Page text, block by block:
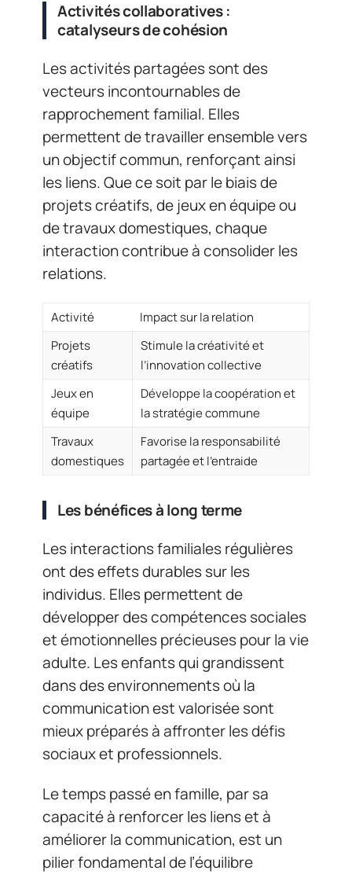
Activités collaboratives :
catalyseurs de cohésion
Les activités partagées sont des
vecteurs incontournables de
rapprochement familial. Elles
permettent de travailler ensemble vers
un objectif commun, renforçant ainsi
les liens. Que ce soit par le biais de
projets créatifs, de jeux en équipe ou
de travaux domestiques, chaque
interaction contribue à consolider les
relations.
Activité
Impact sur la relation
Projets
créatifs
Stimule la créativité et
l’innovation collective
Jeux en
équipe
Développe la coopération et
la stratégie commune
Travaux
domestiques
Favorise la responsabilité
partagée et l’entraide
Les bénéfices à long terme
Les interactions familiales régulières
ont des effets durables sur les
individus. Elles permettent de
développer des compétences sociales
et émotionnelles précieuses pour la vie
adulte. Les enfants qui grandissent
dans des environnements où la
communication est valorisée sont
mieux préparés à affronter les défis
sociaux et professionnels.
Le temps passé en famille, par sa
capacité à renforcer les liens et à
améliorer la communication, est un
pilier fondamental de l’équilibre